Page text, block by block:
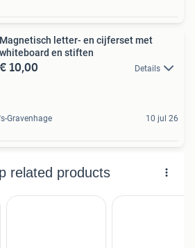
Magnetisch letter- en cijferset met
whiteboard en stiften
€ 10,00 Details
's-Gravenhage 10 jul 26